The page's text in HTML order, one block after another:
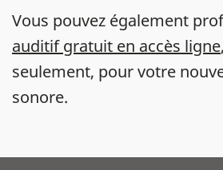
Vous pouvez également
auditif gratuit en accès ligne
seulement, pour votre
sonore.